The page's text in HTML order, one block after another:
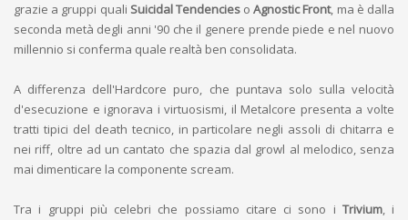
grazie a gruppi quali Suicidal TendenciesoAgnostic Front, ma è dalla
seconda metà degli anni '90 che il genere prende piede e nel nuovo
millennio si conferma quale realtà ben consolidata.
A differenza dell'Hardcore puro, che puntava solo sulla velocità
d'esecuzione e ignorava i virtuosismi, il Metalcore presenta a volte
tratti tipici del death tecnico, in particolare negli assoli di chitarra e
nei riff, oltre ad un cantato che spazia dal growl al melodico, senza
mai dimenticare la componente scream.
Tra i gruppi più celebri che possiamo citare ci sono i Trivium, i